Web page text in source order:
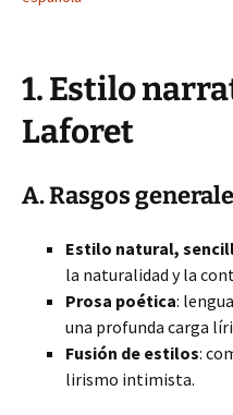
1. Estilo
Laforet
A. Rasgos
Estilo natural,
la naturalidad y la
Prosa poética:
una profunda carga
Fusión de estilos:
lirismo intimista.